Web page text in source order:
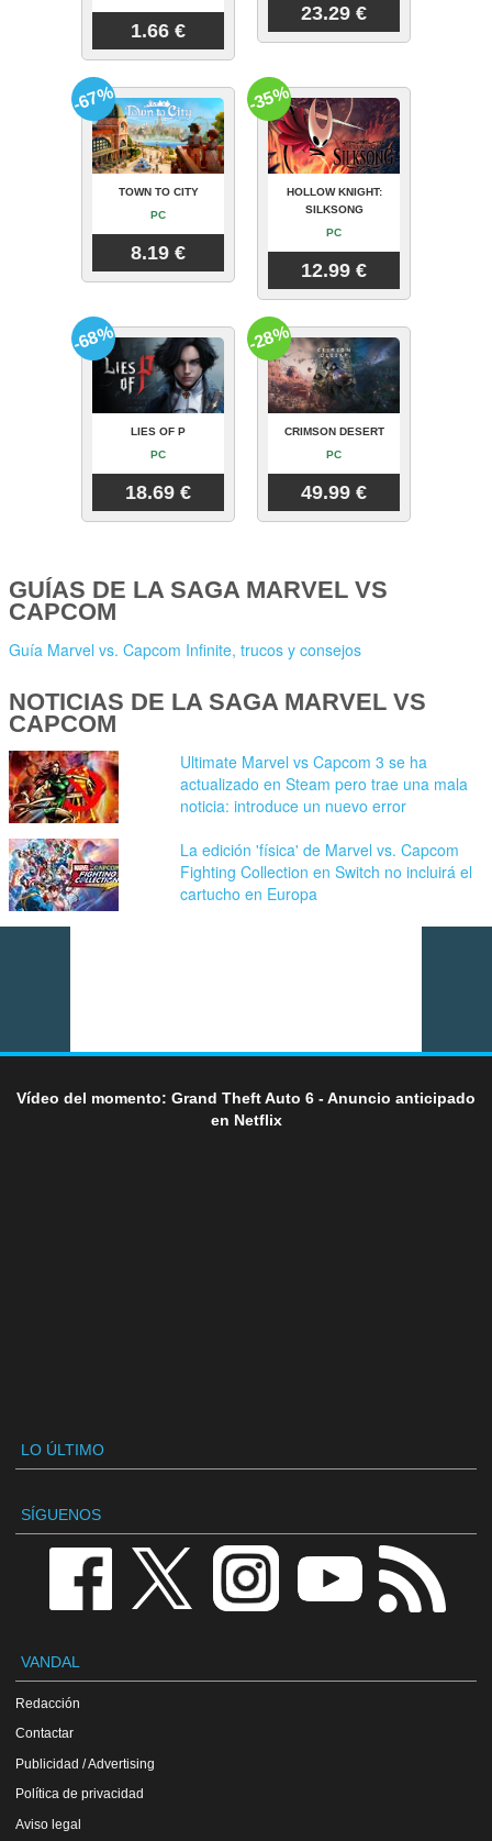
1.66 €
23.29 €
TOWN TO CITY
PC
8.19 €
-67%
HOLLOW KNIGHT:
SILKSONG
PC
12.99 €
-35%
LIES OF P
PC
18.69 €
-68%
CRIMSON DESERT
PC
49.99 €
-28%
GUÍAS DE LA SAGA MARVEL VS
CAPCOM
Guía Marvel vs. Capcom Infinite, trucos y consejos
NOTICIAS DE LA SAGA MARVEL VS
CAPCOM
Ultimate Marvel vs Capcom 3 se ha
actualizado en Steam pero trae una mala
noticia: introduce un nuevo error
La edición 'física' de Marvel vs. Capcom
Fighting Collection en Switch no incluirá el
cartucho en Europa
Vídeo del momento: Grand Theft Auto 6 - Anuncio anticipado
en Netflix
LO ÚLTIMO
SÍGUENOS
VANDAL
Redacción
Contactar
Publicidad / Advertising
Política de privacidad
Aviso legal